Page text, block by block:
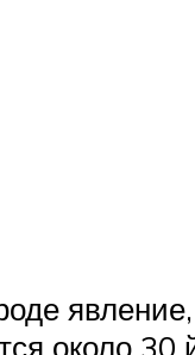
около